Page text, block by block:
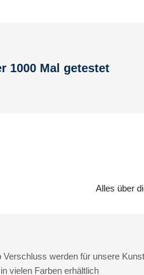
1000 Mal getestet
Alles über
Verschluss werden für unsere
vielen Farben erhältlich